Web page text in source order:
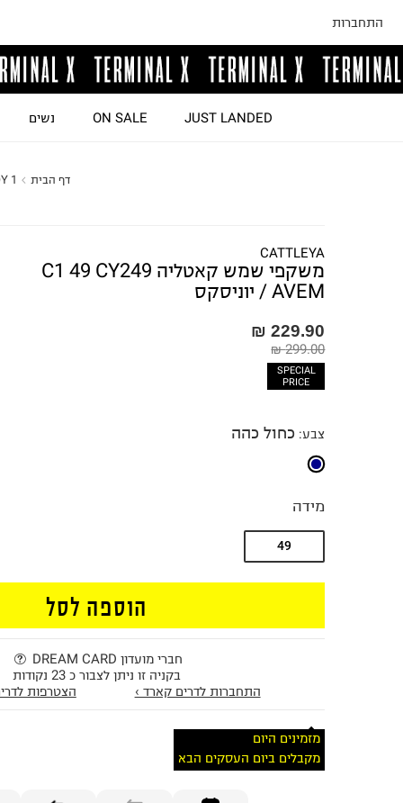
התחברות
JUST LANDED
ON SALE נשים
דף הבית 1
CATTLEYA
משקפי שמש קאטליה C1 49 CY249
AVEM / יוניסקס
229.90 ₪
299.00 ₪
SPECIAL
PRICE
צבע: כחול כהה
מידה
49
הוספה לסל
חברי מועדון DREAM CARD
בקניה זו ניתן לצבור כ 23 נקודות
התחברות לדרים קארד ›
הצטרפות
מזמינים היום
מקבלים ביום העסקים הבא